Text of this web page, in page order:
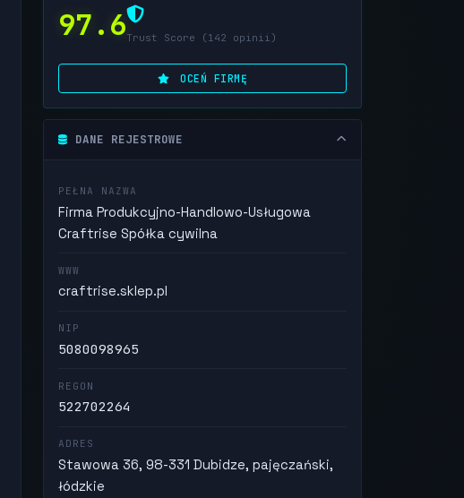
97.6Trust Score (142 opinii)
OCEŃ FIRMĘ
DANE REJESTROWE
PEŁNA NAZWA
Firma Produkcyjno-Handlowo-Usługowa
Craftrise Spółka cywilna
WWW
craftrise.sklep.pl
NIP
5080098965
REGON
522702264
ADRES
Stawowa 36, 98-331 Dubidze, pajęczański,
łódzkie